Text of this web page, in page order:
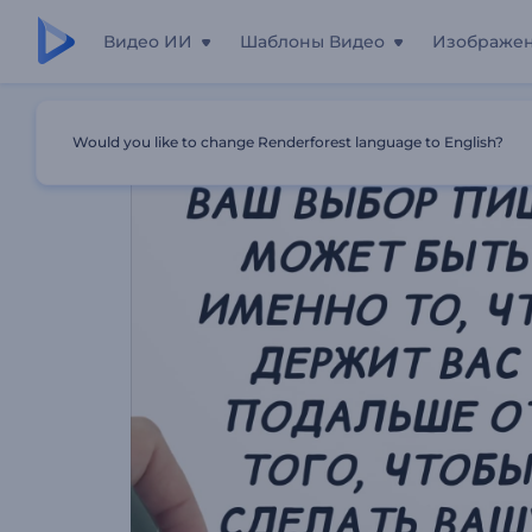
Видео ИИ Шаблоны Видео
Would you like to change Renderforest language to English?